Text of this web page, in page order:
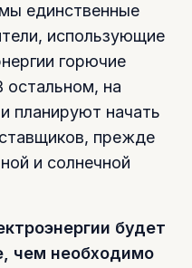
единственные
использующие
горючие
остальном, на
планируют начать
прежде
и солнечной
будет
чем необходимо